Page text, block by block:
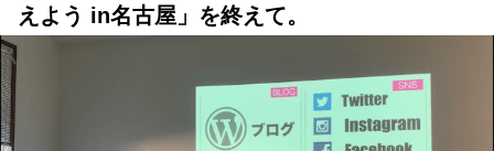
えよう in名古屋」を終えて。